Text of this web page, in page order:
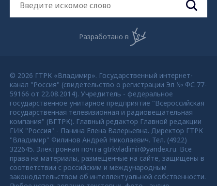
Разработано в
© 2026 ГТРК «Владимир». Государственный интернет-
канал "Россия" (свидетельство о регистрации Эл № ФС 77-
59166 от 22.08.2014). Учредитель - федеральное
государственное унитарное предприятие "Всероссийская
государственная телевизионная и радиовещательная
компания" (ВГТРК). Главный редактор Главной редакции
ГИК "Россия" - Панина Елена Валерьевна. Директор ГТРК
"Владимир" Филинов Андрей Николаевич. Тел. (4922)
322645. Электронная почта gtrkvladimir@yandex.ru. Все
права на материалы, размещенные на сайте, защищены в
соответствии с российским и международным
законодательством об интеллектуальной собственности.